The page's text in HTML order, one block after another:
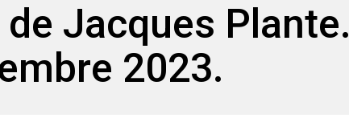
Jacques Plante.
2023.